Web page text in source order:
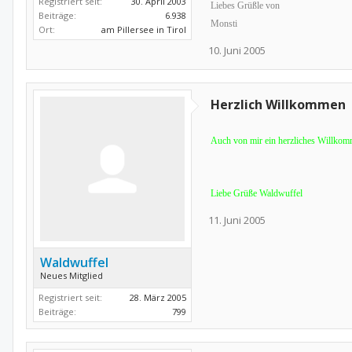
Beiträge:
6.938
Ort:
am Pillersee in Tirol
Liebes Grüßle von
Monsti
10. Juni 2005
Waldwuffel
Neues Mitglied
Registriert seit:
28. März 2005
Beiträge:
799
Herzlich Willkommen
Auch von mir ein herzliches
Liebe Grüße Waldwuffel
11. Juni 2005